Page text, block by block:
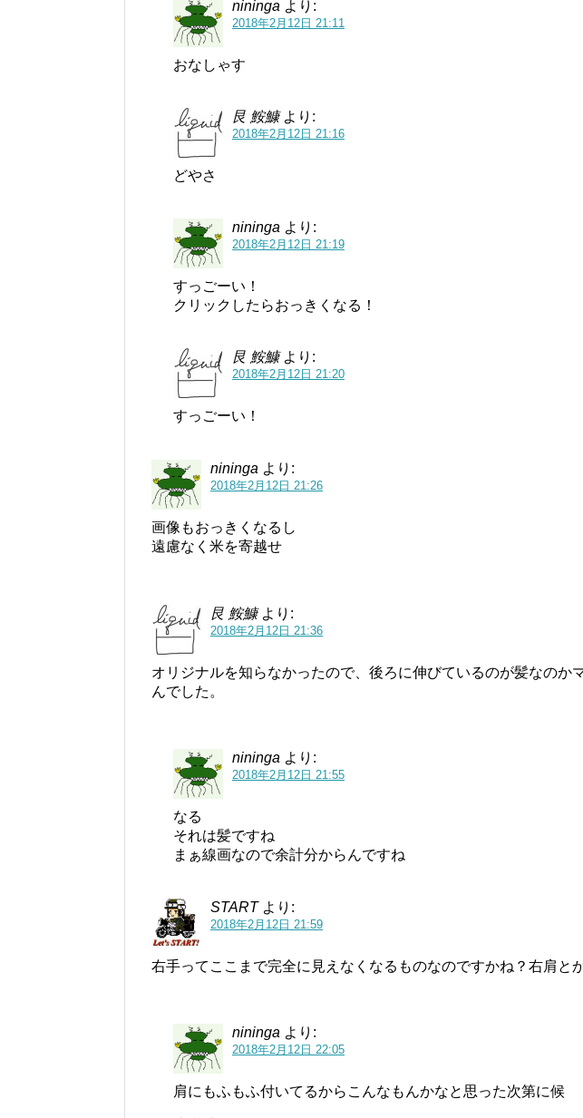
nininga より:
2018年2月12日 21:11
おなしゃす
艮 鮟鱇 より:
2018年2月12日 21:16
どやさ
nininga より:
2018年2月12日 21:19
すっごーい！
クリックしたらおっきくなる！
艮 鮟鱇 より:
2018年2月12日 21:20
すっごーい！
nininga より:
2018年2月12日 21:26
画像もおっきくなるし
遠慮なく米を寄越せ
艮 鮟鱇 より:
2018年2月12日 21:36
オリジナルを知らなかったので、後ろに伸びているのが髪なのか
んでした。
nininga より:
2018年2月12日 21:55
なる
それは髪ですね
まぁ線画なので余計分からんですね
START より:
2018年2月12日 21:59
右手ってここまで完全に見えなくなるものなのですかね？右肩
nininga より:
2018年2月12日 22:05
肩にもふもふ付いてるからこんなもんかなと思った次第に候